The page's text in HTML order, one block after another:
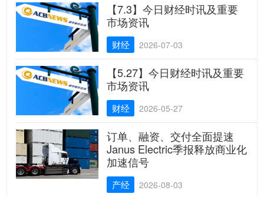
【7.3】今日财经时讯及重要
市场资讯
财经 2026-07-03
【5.27】今日财经时讯及重要
市场资讯
财经 2026-05-27
订单、融资、交付全面提速
Janus Electric季报释放商业化
加速信号
产经 2026-08-03